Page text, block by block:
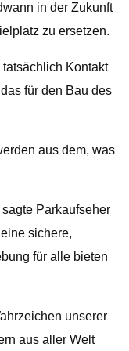
in der Zukunft
zu ersetzen.
Kontakt
für den Bau des
aus dem, was
Parkaufseher
sichere,
für alle bieten
unserer
aus aller Welt